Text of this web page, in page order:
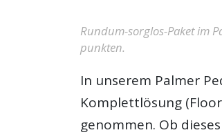
Rundum-sorglos-Paket im
punkten.
In unserem Palmer
Komplettlösung
genommen. Ob